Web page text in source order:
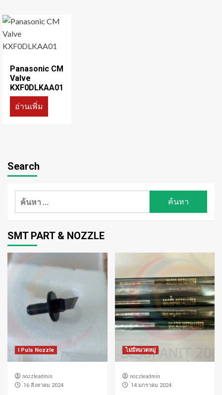
Panasonic CM
Valve
KXF0DLKAA01
อ่านเพิ่ม
Search
ค้นหา
SMT PART & NOZZLE
I Puls Nozzle
nozzleadmin
่16 สิงหาคม 2024
ไม่มีหมวดหมู่
nozzleadmin
่14 มกราคม 2024